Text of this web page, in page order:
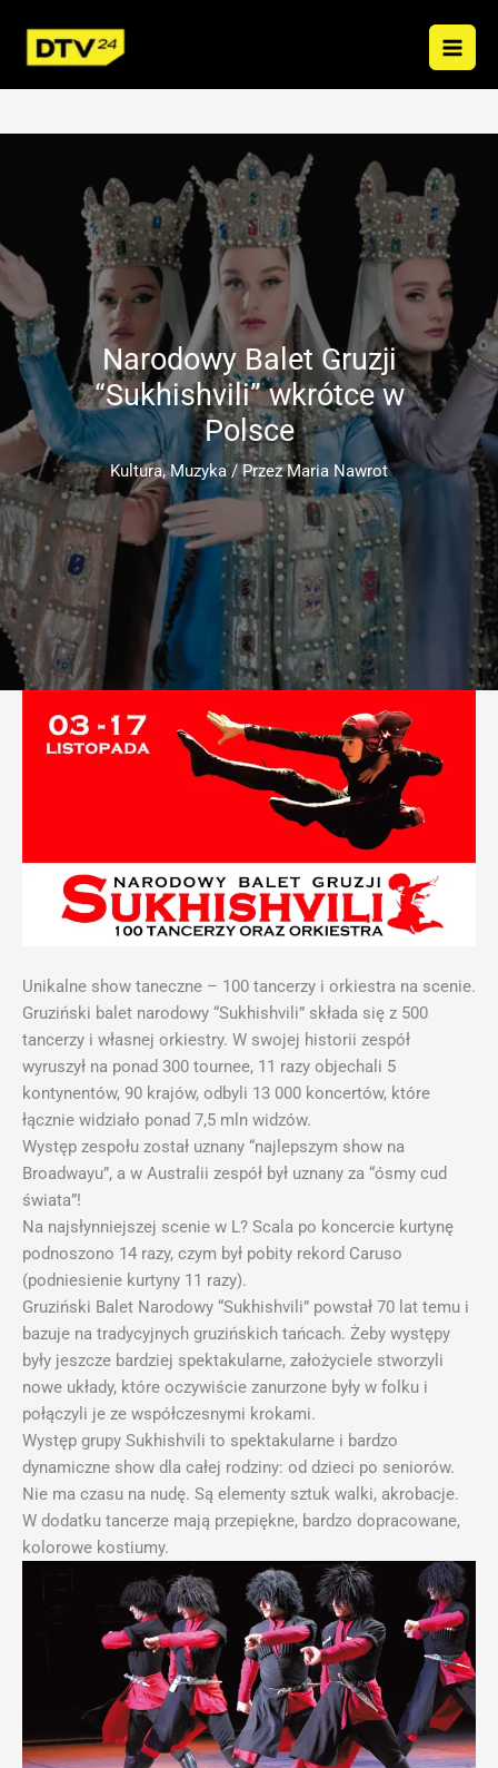
treści
Narodowy Balet Gruzji
“Sukhishvili” wkrótce w
Polsce
Kultura,Muzyka/ PrzezMaria Nawrot
Unikalne show taneczne – 100 tancerzy i orkiestra na scenie.
Gruziński balet narodowy “Sukhishvili” składa się z 500
tancerzy i własnej orkiestry. W swojej historii zespół
wyruszył na ponad 300 tournee, 11 razy objechali 5
kontynentów, 90 krajów, odbyli 13 000 koncertów, które
łącznie widziało ponad 7,5 mln widzów.
Występ zespołu został uznany “najlepszym show na
Broadwayu”, a w Australii zespół był uznany za “ósmy cud
świata”!
Na najsłynniejszej scenie w L? Scala po koncercie kurtynę
podnoszono 14 razy, czym był pobity rekord Caruso
(podniesienie kurtyny 11 razy).
Gruziński Balet Narodowy “Sukhishvili” powstał 70 lat temu i
bazuje na tradycyjnych gruzińskich tańcach. Żeby występy
były jeszcze bardziej spektakularne, założyciele stworzyli
nowe układy, które oczywiście zanurzone były w folku i
połączyli je ze współczesnymi krokami.
Występ grupy Sukhishvili to spektakularne i bardzo
dynamiczne show dla całej rodziny: od dzieci po seniorów.
Nie ma czasu na nudę. Są elementy sztuk walki, akrobacje.
W dodatku tancerze mają przepiękne, bardzo dopracowane,
kolorowe kostiumy.